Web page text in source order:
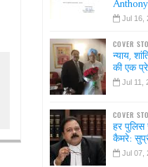
Jul 16,
COVER
न्याय,
की एक
Jul 11,
COVER
हर
कैमरे:
Jul 07,